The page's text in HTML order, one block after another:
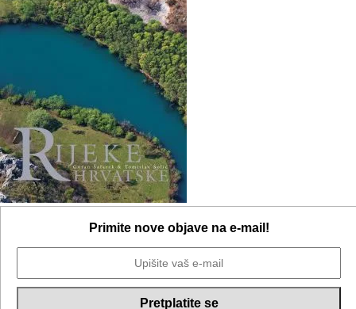
Primite nove objave na e-mail!